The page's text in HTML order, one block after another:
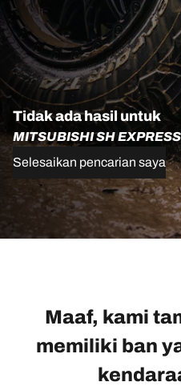
Tidak ada hasil untuk
MITSUBISHI SH
Selesaikan pencarian saya
Maaf, kami
memiliki ban